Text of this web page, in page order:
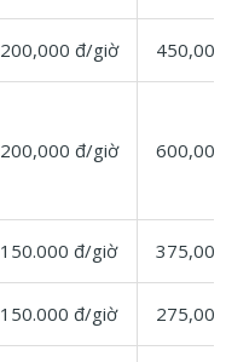
200,000 đ/giờ
200,000 đ/giờ
150.000 đ/giờ
150.000 đ/giờ